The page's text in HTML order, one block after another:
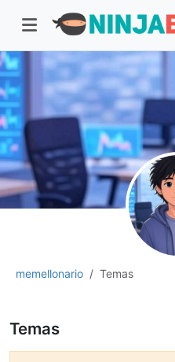
memellonario Temas
Temas